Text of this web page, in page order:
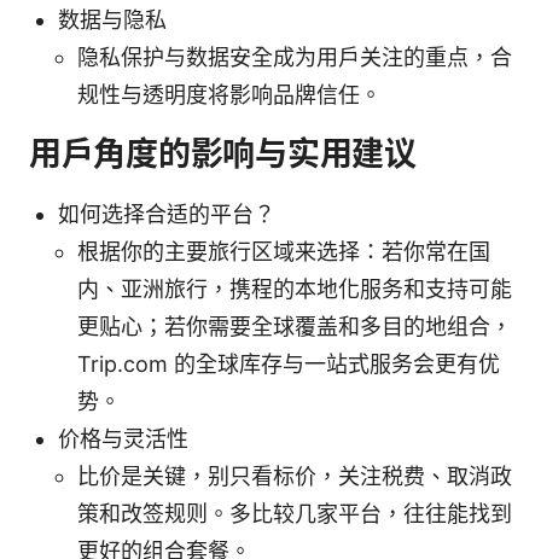
数据与隐私
隐私保护与数据安全成为用户关注的重点，合
规性与透明度将影响品牌信任。
用户角度的影响与实用建议
如何选择合适的平台？
根据你的主要旅行区域来选择：若你常在国
内、亚洲旅行，携程的本地化服务和支持可能
更贴心；若你需要全球覆盖和多目的地组合，
Trip.com 的全球库存与一站式服务会更有优
势。
价格与灵活性
比价是关键，别只看标价，关注税费、取消政
策和改签规则。多比较几家平台，往往能找到
更好的组合套餐。